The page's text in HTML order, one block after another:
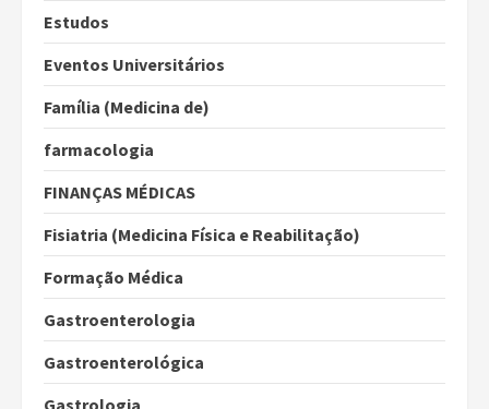
Estudos
Eventos Universitários
Família (Medicina de)
farmacologia
FINANÇAS MÉDICAS
Fisiatria (Medicina Física e Reabilitação)
Formação Médica
Gastroenterologia
Gastroenterológica